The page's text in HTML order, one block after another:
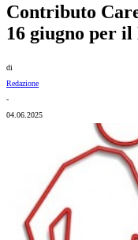
Contributo
16 giugno per
di
Redazione
-
04.06.2025